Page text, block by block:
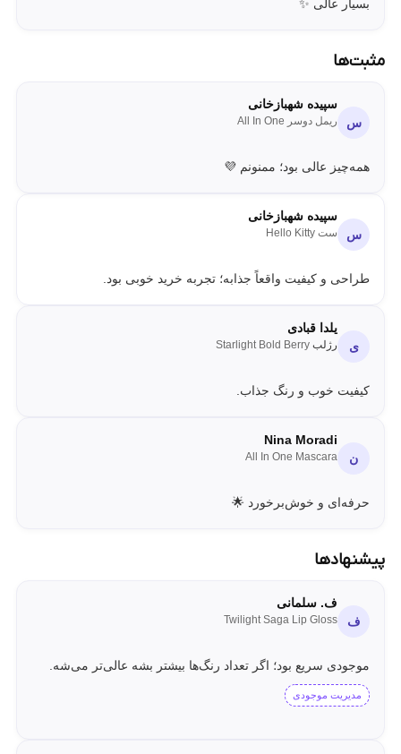
بسیار عالی ✨
مثبت‌ها
س
سپیده شهبازخانی
ریمل دوسر All In One
همه‌چیز عالی بود؛ ممنونم 💜
س
سپیده شهبازخانی
ست Hello Kitty
طراحی و کیفیت واقعاً جذابه؛ تجربه خرید خوبی بود.
ی
یلدا قبادی
رژلب
کیفیت خوب و رنگ جذاب.
ن
Nina Moradi
All In One Mascara
حرفه‌ای و خوش‌برخورد 🌟
پیشنهادها
ف
ف. سلمانی
Twilight Saga Lip Gloss
موجودی سریع بود؛ اگر تعداد رنگ‌ها بیشتر بشه عالی‌تر می‌شه.
مدیریت موجودی